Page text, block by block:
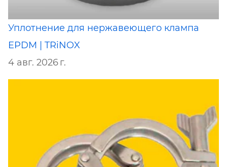
Уплотнение для нержавеющего клампа
EPDM | TRiNOX
4 авг. 2026 г.